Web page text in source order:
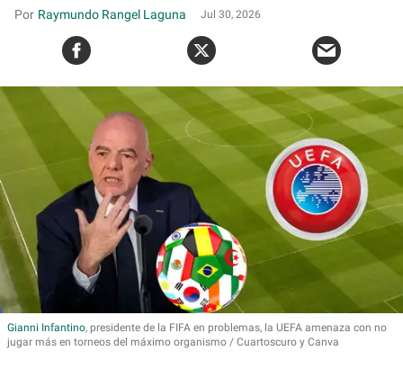
Raymundo Rangel Laguna Jul 30, 2026
Gianni Infantino, presidente de la FIFA en problemas, la UEFA amenaza con no
jugar más en torneos del máximo organismo
Cuartoscuro y Canva